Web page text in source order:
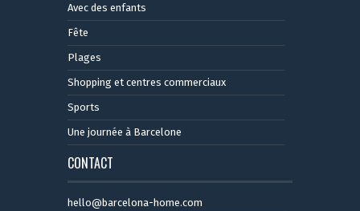
Avec des enfants
Fête
Plages
Shopping et centres commerciaux
Sports
Une journée à Barcelone
CONTACT
hello@barcelona-home.com